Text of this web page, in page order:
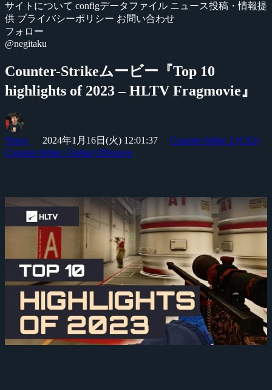
サイトについて configデータファイル ニュース投稿・情報提
供 プライバシーポリシー お問い合わせ
フォロー
@negitaku
Counter-Strikeムービー『Top 10
highlights of 2023 – HLTV Fragmovie』
Yossy 2024年1月16日(火) 12:01:37
Counter-Strike 2 (CS2)
Counter-Strike: Global Offensive